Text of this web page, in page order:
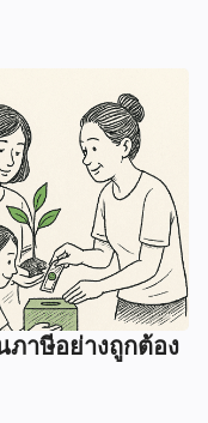
าษีอย่างถูกต้อง